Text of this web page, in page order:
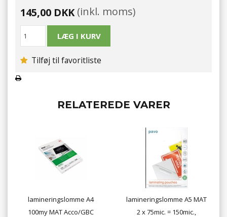
145,00 DKK(inkl. moms)
Tilføj til favoritliste
RELATEREDE VARER
lamineringslomme A4
100my MAT Acco/GBC
lamineringslomme A5 MAT
2 x 75mic. = 150mic.,